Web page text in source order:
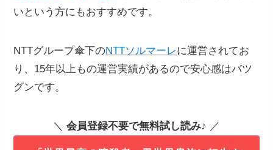
いという方にもおすすめです。
NTTグループ傘下のNTTソルマーレに運営されてお
り、15年以上もの運営実績があるので安心感はバツ
グンです。
＼ 会員登録不要で無料試し読み♪ ／